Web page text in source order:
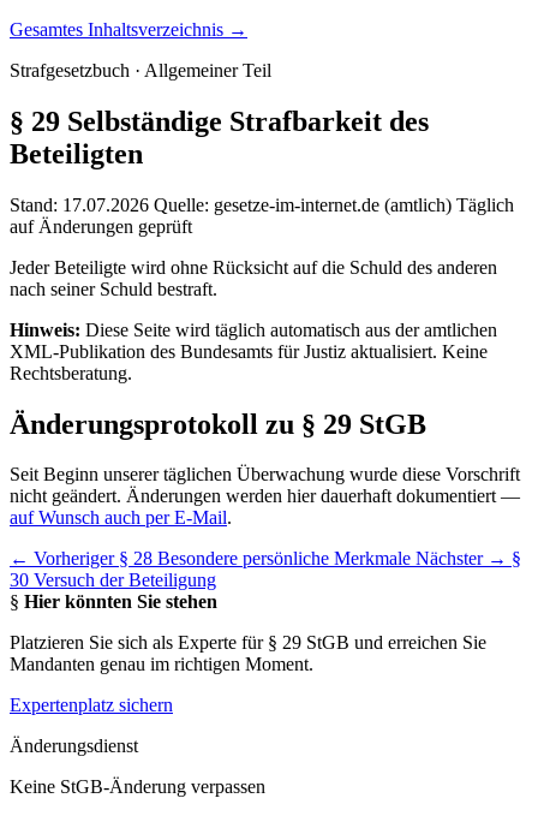
Gesamtes Inhaltsverzeichnis →
Strafgesetzbuch · Allgemeiner Teil
§ 29 Selbständige Strafbarkeit des
Beteiligten
Stand: 17.07.2026 Quelle: gesetze-im-internet.de (amtlich) Täglich
auf Änderungen geprüft
Jeder Beteiligte wird ohne Rücksicht auf die Schuld des anderen
nach seiner Schuld bestraft.
Hinweis: Diese Seite wird täglich automatisch aus der amtlichen
XML-Publikation des Bundesamts für Justiz aktualisiert. Keine
Rechtsberatung.
Änderungsprotokoll zu § 29 StGB
Seit Beginn unserer täglichen Überwachung wurde diese Vorschrift
nicht geändert. Änderungen werden hier dauerhaft dokumentiert —
auf Wunsch auch per E-Mail.
← Vorheriger § 28 Besondere persönliche Merkmale Nächster → §
30 Versuch der Beteiligung
§ Hier könnten Sie stehen
Platzieren Sie sich als Experte für § 29 StGB und erreichen Sie
Mandanten genau im richtigen Moment.
Expertenplatz sichern
Änderungsdienst
Keine StGB-Änderung verpassen